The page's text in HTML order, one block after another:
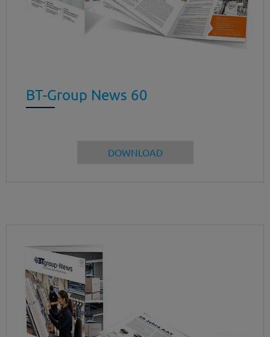
BT-Group News 60
DOWNLOAD